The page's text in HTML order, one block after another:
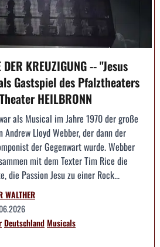
DER KREUZIGUNG -- "Jesus
Gastspiel des Pfalztheaters
HEILBRONN
als Musical im Jahre 1970 der große
Lloyd Webber, der dann der
der Gegenwart wurde. Webber
mit dem Texter Tim Rice die
die Passion Jesu zu einer Rock...
WALTHER
DeutschlandMusicals